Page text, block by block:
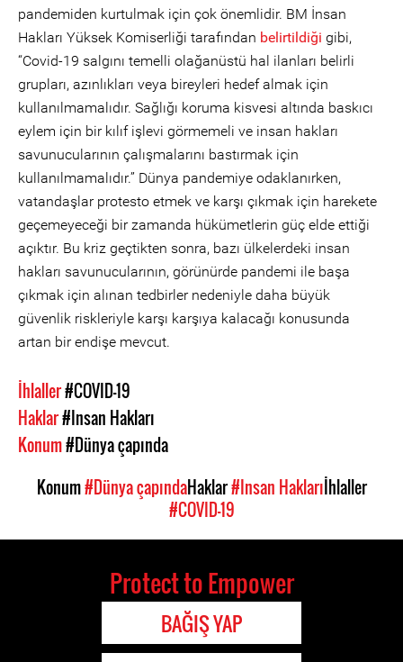
pandemiden kurtulmak için çok önemlidir. BM İnsan
Hakları Yüksek Komiserliği tarafından belirtildiği gibi,
“Covid-19 salgını temelli olağanüstü hal ilanları belirli
grupları, azınlıkları veya bireyleri hedef almak için
kullanılmamalıdır. Sağlığı koruma kisvesi altında baskıcı
eylem için bir kılıf işlevi görmemeli ve insan hakları
savunucularının çalışmalarını bastırmak için
kullanılmamalıdır.” Dünya pandemiye odaklanırken,
vatandaşlar protesto etmek ve karşı çıkmak için harekete
geçemeyeceği bir zamanda hükümetlerin güç elde ettiği
açıktır. Bu kriz geçtikten sonra, bazı ülkelerdeki insan
hakları savunucularının, görünürde pandemi ile başa
çıkmak için alınan tedbirler nedeniyle daha büyük
güvenlik riskleriyle karşı karşıya kalacağı konusunda
artan bir endişe mevcut.
İhlaller#COVID-19
Haklar#Insan Hakları
Konum#Dünya çapında
Konum#Dünya çapındaHaklar#Insan Haklarıİhlaller
#COVID-19
Protect to Empower
BAĞIŞ YAP